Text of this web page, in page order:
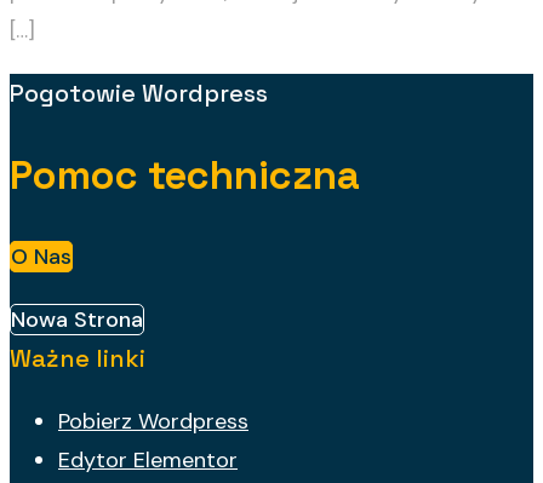
[…]
Pogotowie Wordpress
Pomoc techniczna
O Nas
Nowa Strona
Ważne linki
Pobierz Wordpress
Edytor Elementor